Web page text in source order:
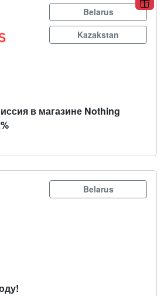
Belarus
Kazakstan
в магазине Nothing
Belarus